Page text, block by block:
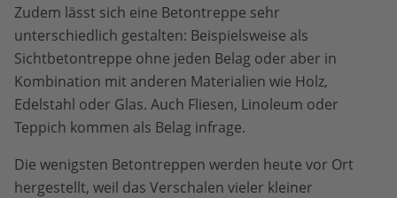
Zudem lässt sich eine Betontreppe sehr
unterschiedlich gestalten: Beispielsweise als
Sichtbetontreppe ohne jeden Belag oder aber in
Kombination mit anderen Materialien wie Holz,
Edelstahl oder Glas. Auch Fliesen, Linoleum oder
Teppich kommen als Belag infrage.
Die wenigsten Betontreppen werden heute vor Ort
hergestellt, weil das Verschalen vieler kleiner